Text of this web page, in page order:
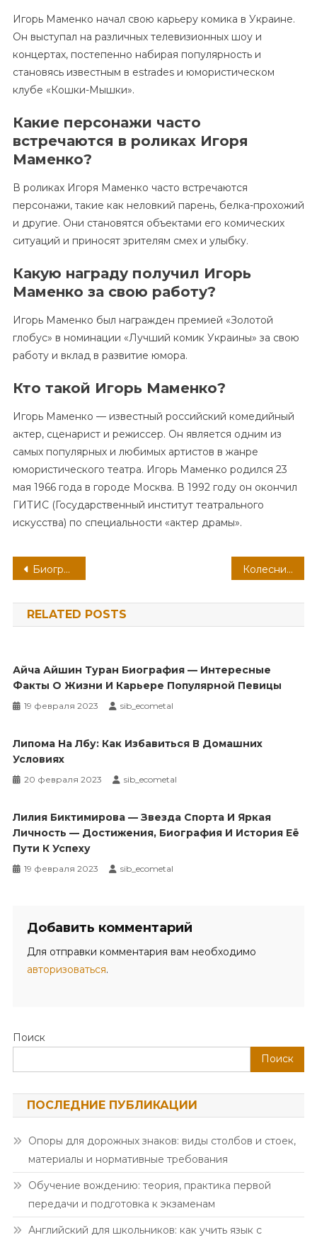
Игорь Маменко начал свою карьеру комика в Украине.
Он выступал на различных телевизионных шоу и
концертах, постепенно набирая популярность и
становясь известным в estrades и юмористическом
клубе «Кошки-Мышки».
Какие персонажи часто
встречаются в роликах Игоря
Маменко?
В роликах Игоря Маменко часто встречаются
персонажи, такие как неловкий парень, белка-прохожий
и другие. Они становятся объектами его комических
ситуаций и приносят зрителям смех и улыбку.
Какую награду получил Игорь
Маменко за свою работу?
Игорь Маменко был награжден премией «Золотой
глобус» в номинации «Лучший комик Украины» за свою
работу и вклад в развитие юмора.
Кто такой Игорь Маменко?
Игорь Маменко — известный российский комедийный
актер, сценарист и режиссер. Он является одним из
самых популярных и любимых артистов в жанре
юмористического театра. Игорь Маменко родился 23
мая 1966 года в городе Москва. В 1992 году он окончил
ГИТИС (Государственный институт театрального
искусства) по специальности «актер драмы».
Навигация
по
записям
Биография порноактрисы — удивительные подробности ее жизни и захватывающая история профессионального пути Колесников Иван — биография актера, родители
RELATED POSTS
Айча Айшин Туран Биография — Интересные
Факты О Жизни И Карьере Популярной Певицы
19 февраля 2023 sib_ecometal
Липома На Лбу: Как Избавиться В Домашних
Условиях
20 февраля 2023 sib_ecometal
Лилия Биктимирова — Звезда Спорта И Яркая
Личность — Достижения, Биография И История Её
Пути К Успеху
19 февраля 2023 sib_ecometal
Добавить комментарий
Для отправки комментария вам необходимо
авторизоваться.
Поиск
Поиск
ПОСЛЕДНИЕ ПУБЛИКАЦИИ
Опоры для дорожных знаков: виды столбов и стоек,
материалы и нормативные требования
Обучение вождению: теория, практика первой
передачи и подготовка к экзаменам
Английский для школьников: как учить язык с